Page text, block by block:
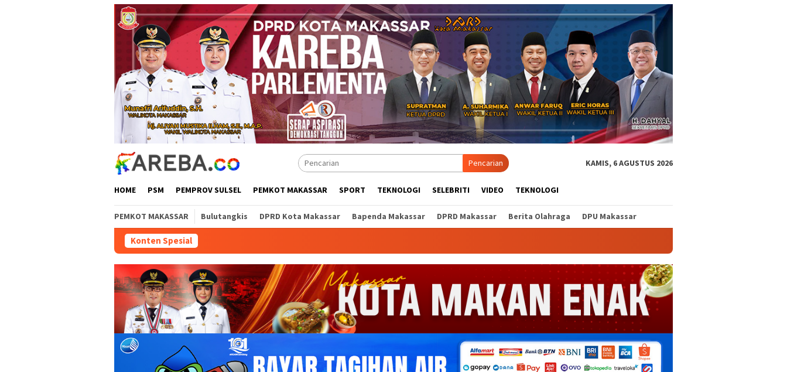
Pencarian KAMIS, 6 AGUSTUS 2026
HOME PSM PEMPROV SULSEL PEMKOT MAKASSAR SPORT TEKNOLOGI SELEBRITI VIDEO TEKNOLOGI
PEMKOT MAKASSAR Bulutangkis DPRD Kota Makassar Bapenda Makassar DPRD Makassar Berita Olahraga DPU Makassar
Konten Spesial